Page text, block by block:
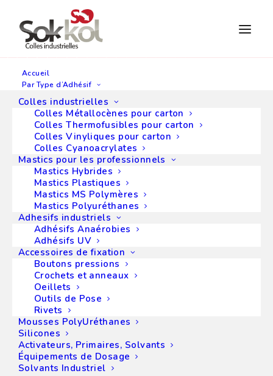
Accueil
Par Type d’Adhésif
Colles industrielles
Colles Métallocènes pour carton
Colles Thermofusibles pour carton
Colles Vinyliques pour carton
Colles Cyanoacrylates
Mastics pour les professionnels
Mastics Hybrides
Mastics Plastiques
Mastics MS Polymères
Mastics Polyuréthanes
Adhesifs industriels
Adhésifs Anaérobies
Adhésifs UV
Accessoires de fixation
Boutons pressions
Crochets et anneaux
Oeillets
Outils de Pose
Rivets
Mousses PolyUréthanes
Silicones
Activateurs, Primaires, Solvants
Équipements de Dosage
Solvants Industriel
Cyberbond
Adhésifs
Cyberbond
Cyberbond, un vaste choix
d’adhésifs ultra-
performants
Implanté en France,Sokkol est un grand
distributeur de produits adhésifs de marque
Cyberbond . La société propose sur le marché
toute une large gamme de
aussi qualitatives que novatrices.
Une grande variété de
colles Cyberbond